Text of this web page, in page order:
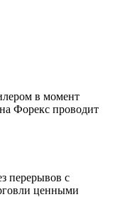
в момент
Форекс проводит
перерывов с
ценными